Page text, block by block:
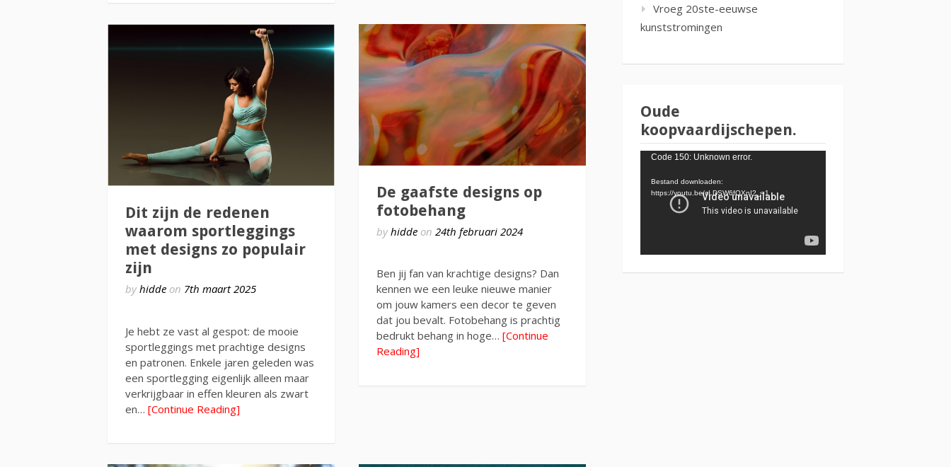
Dit zijn de redenen
waarom sportleggings
met designs zo populair
zijn
byhidde on 7th maart 2025
Je hebt ze vast al gespot: de mooie
sportleggings met prachtige designs
en patronen. Enkele jaren geleden was
een sportlegging eigenlijk alleen maar
verkrijgbaar in effen kleuren als zwart
en… [Continue Reading]
De gaafste designs op
fotobehang
byhiddeon 24th februari 2024
Ben jij fan van krachtige designs? Dan
kennen we een leuke nieuwe manier
om jouw kamers een decor te geven
dat jou bevalt. Fotobehang is prachtig
bedrukt behang in hoge… [Continue
Reading]
Vroeg 20ste-eeuwse
kunststromingen
Oude
koopvaardijschepen.
Videospeler
Code 150: Unknown error.
Bestand downloaden:
https://youtu.be/cLDSW6fQXnI?_=1